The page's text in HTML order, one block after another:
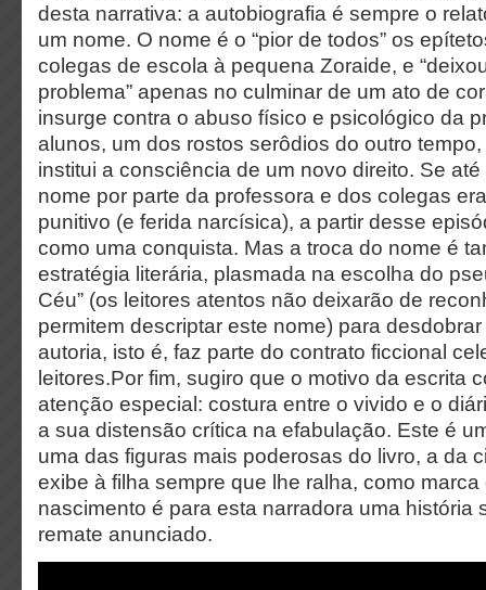
desta narrativa: a autobiografia é sempre o
um nome. O nome é o “pior de todos” os
colegas de escola à pequena Zoraide, e
problema” apenas no culminar de um ato de
insurge contra o abuso físico e psicológico da
alunos, um dos rostos serôdios do outro
institui a consciência de um novo direito. Se
nome por parte da professora e dos colegas
punitivo (e ferida narcísica), a partir desse
como uma conquista. Mas a troca do nome é
estratégia literária, plasmada na escolha do
Céu” (os leitores atentos não deixarão de
permitem descriptar este nome) para
autoria, isto é, faz parte do contrato ficcional
leitores.Por fim, sugiro que o motivo da escrita
atenção especial: costura entre o vivido e o
a sua distensão crítica na efabulação. Este é
uma das figuras mais poderosas do livro, a da
exibe à filha sempre que lhe ralha, como marca
nascimento é para esta narradora uma história
remate anunciado.